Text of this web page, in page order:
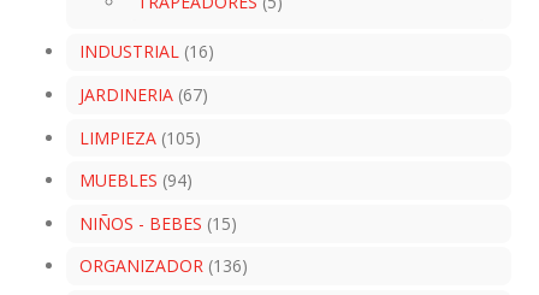
INDUSTRIAL (16)
JARDINERIA (67)
LIMPIEZA (105)
MUEBLES (94)
NIÑOS - BEBES (15)
ORGANIZADOR (136)